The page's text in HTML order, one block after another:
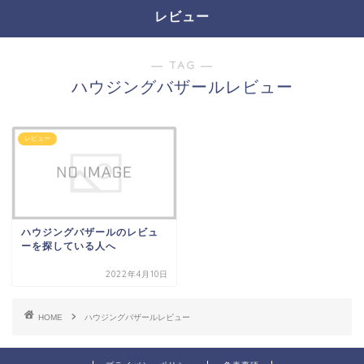
レビュー
― TAG ―
ハウジングバザールレビュー
レビュー
ハウジングバザールのレビュ
ーを探している人へ
2022年4月10日
HOME ハウジングバザールレビュー